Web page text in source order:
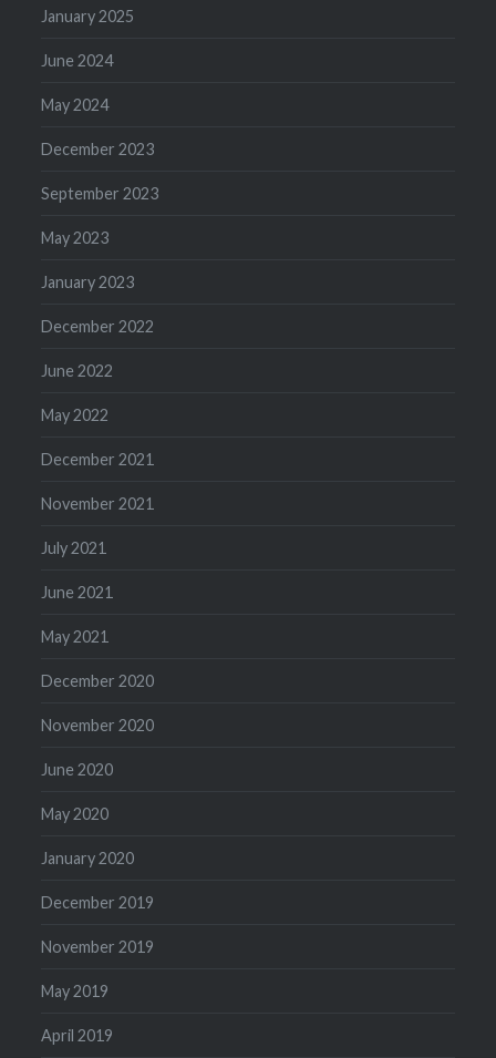
January 2025
June 2024
May 2024
December 2023
September 2023
May 2023
January 2023
December 2022
June 2022
May 2022
December 2021
November 2021
July 2021
June 2021
May 2021
December 2020
November 2020
June 2020
May 2020
January 2020
December 2019
November 2019
May 2019
April 2019